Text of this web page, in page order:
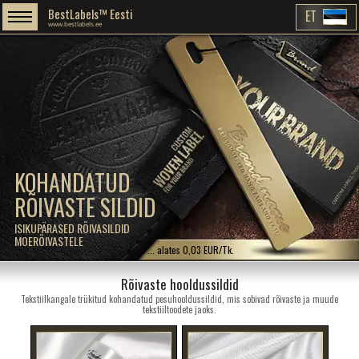
KOHANDATUD
RÕIVASTE SILDID
ISIKUPÄRASED RÕIVASILDID
MOERÕIVASTELE
BestLabels™ Eesti
www.bestlabels.ee ET
... alates 0,03 EUR/Tk.
Rõivaste hooldussildid
Tekstiilkangale trükitud kohandatud pesuhooldussildid, mis sobivad rõivaste ja muude
tekstiiltoodete jaoks.